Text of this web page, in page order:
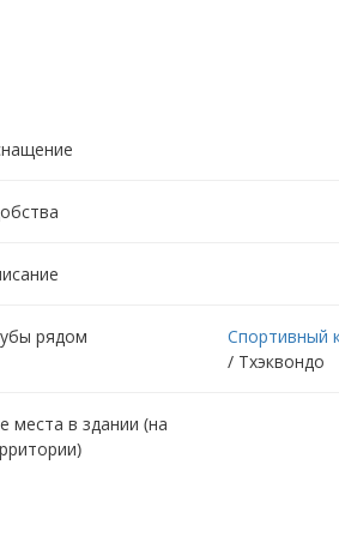
рядом Спортивный
/ Тхэквондо
места в здании (на